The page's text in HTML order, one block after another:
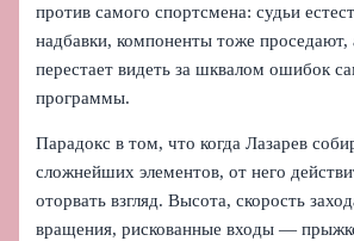
против самого спортсмена: судьи
надбавки, компоненты тоже проседают,
перестает видеть за шквалом ошибок
программы.
Парадокс в том, что когда Лазарев
сложнейших элементов, от него
оторвать взгляд. Высота, скорость
вращения, рискованные входы —